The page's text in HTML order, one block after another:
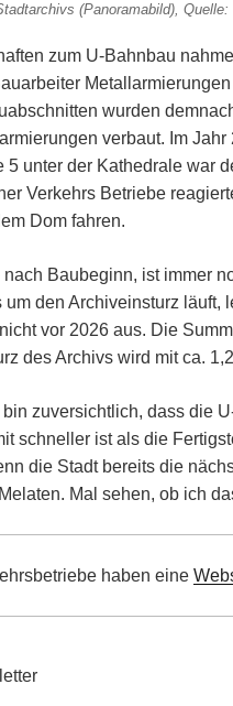
(Panoramabild), Quelle:
zum U-Bahnbau
wurden
verbaut. Im
5 unter der Kathedrale war
Verkehrs Betriebe
Dom fahren.
nach Baubeginn, ist immer
um den Archiveinsturz läuft,
vor 2026 aus. Die
des Archivs wird mit ca.
zuversichtlich, dass die
schneller ist als die
die Stadt bereits die
Mal sehen, ob ich
haben eine